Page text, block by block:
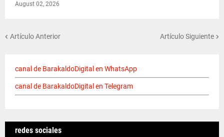
August 02, 2026
Artículo Anterior Artículo Siguiente
canal de BarakaldoDigital en WhatsApp
canal de BarakaldoDigital en Telegram
redes sociales